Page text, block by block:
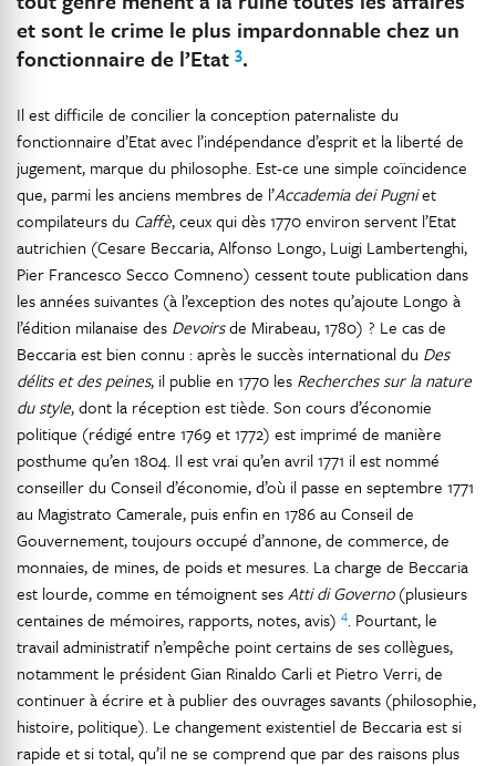
et sont le crime le plus impardonnable chez un
fonctionnaire de l’Etat 3.
Il est difficile de concilier la conception paternaliste du
fonctionnaire d’Etat avec l’indépendance d’esprit et la liberté de
jugement, marque du philosophe. Est-ce une simple coïncidence
que, parmi les anciens membres de l’Accademia dei Pugniet
compilateurs du Caffè, ceux qui dès 1770 environ servent l’Etat
autrichien (Cesare Beccaria, Alfonso Longo, Luigi Lambertenghi,
Pier Francesco Secco Comneno) cessent toute publication dans
les années suivantes (à l’exception des notes qu’ajoute Longo à
l’édition milanaise des Devoirsde Mirabeau, 1780) ? Le cas de
Beccaria est bien connu : après le succès international du Des
délits et des peines, il publie en 1770 les Recherches sur la nature
du style, dont la réception est tiède. Son cours d’économie
politique (rédigé entre 1769 et 1772) est imprimé de manière
posthume qu’en 1804. Il est vrai qu’en avril 1771 il est nommé
conseiller du Conseil d’économie, d’où il passe en septembre 1771
au Magistrato Camerale, puis enfin en 1786 au Conseil de
Gouvernement, toujours occupé d’annone, de commerce, de
monnaies, de mines, de poids et mesures. La charge de Beccaria
est lourde, comme en témoignent sesAtti di Governo(plusieurs
centaines de mémoires, rapports, notes, avis) 4. Pourtant, le
travail administratif n’empêche point certains de ses collègues,
notamment le président Gian Rinaldo Carli et Pietro Verri, de
continuer à écrire et à publier des ouvrages savants (philosophie,
histoire, politique). Le changement existentiel de Beccaria est si
rapide et si total, qu’il ne se comprend que par des raisons plus